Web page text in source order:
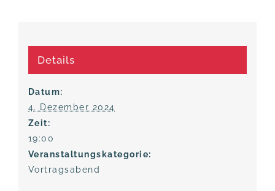
Details
Datum:
4. Dezember 2024
Zeit:
19:00
Veranstaltungskategorie:
Vortragsabend